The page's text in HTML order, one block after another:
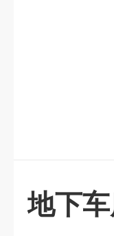
地下